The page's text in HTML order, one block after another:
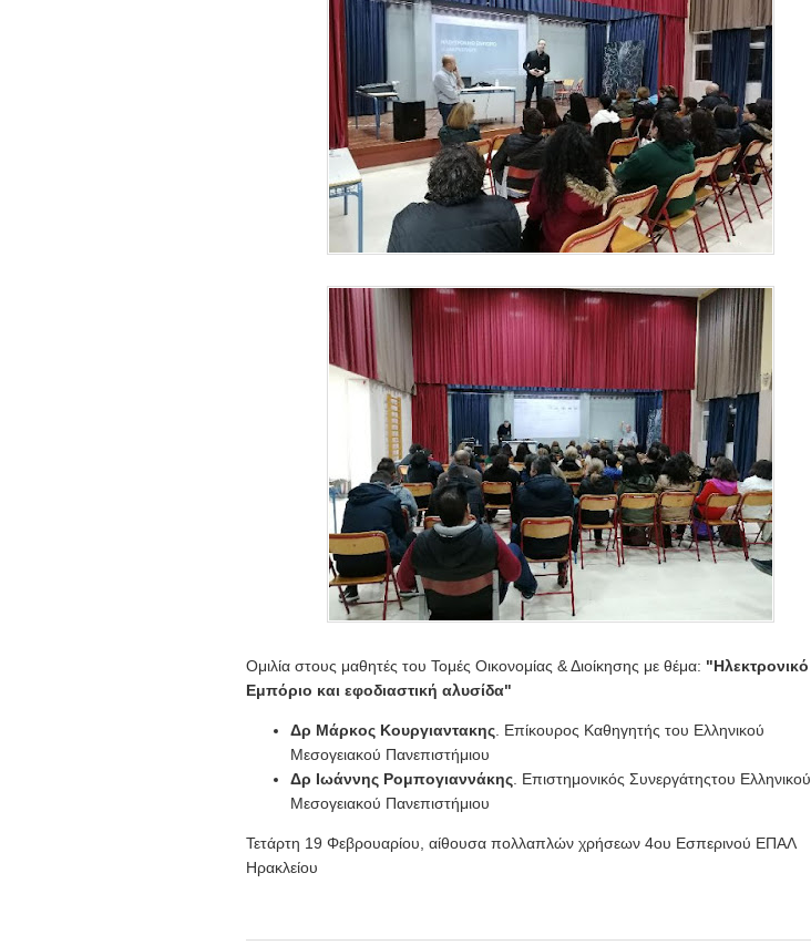
Ομιλία στους μαθητές του Τομές Οικονομίας & Διοίκησης με θέμα: "Ηλεκτρονικό
Εμπόριο και εφοδιαστική αλυσίδα"
Δρ Μάρκος Κουργιαντακης . Επίκουρος Καθηγητής του Ελληνικού
Μεσογειακού Πανεπιστήμιου
Δρ Ιωάννης Ρομπογιαννάκης . Επιστημονικός Συνεργάτηςτου Ελληνικού
Μεσογειακού Πανεπιστήμιου
Τετάρτη 19 Φεβρουαρίου, αίθουσα πολλαπλών χρήσεων 4ου Εσπερινού ΕΠΑΛ
Ηρακλείου